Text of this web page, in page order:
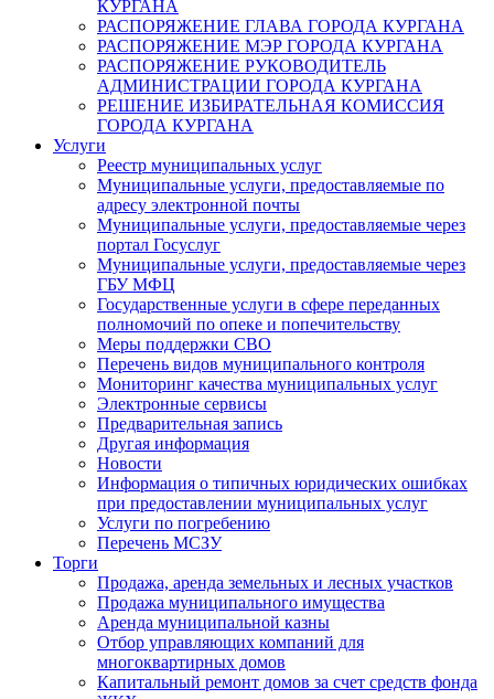
КУРГАНА
РАСПОРЯЖЕНИЕ ГЛАВА ГОРОДА КУРГАНА
РАСПОРЯЖЕНИЕ МЭР ГОРОДА КУРГАНА
РАСПОРЯЖЕНИЕ РУКОВОДИТЕЛЬ
АДМИНИСТРАЦИИ ГОРОДА КУРГАНА
РЕШЕНИЕ ИЗБИРАТЕЛЬНАЯ КОМИССИЯ
ГОРОДА КУРГАНА
Услуги
Реестр муниципальных услуг
Муниципальные услуги, предоставляемые по
адресу электронной почты
Муниципальные услуги, предоставляемые через
портал Госуслуг
Муниципальные услуги, предоставляемые через
ГБУ МФЦ
Государственные услуги в сфере переданных
полномочий по опеке и попечительству
Меры поддержки СВО
Перечень видов муниципального контроля
Мониторинг качества муниципальных услуг
Электронные сервисы
Предварительная запись
Другая информация
Новости
Информация о типичных юридических ошибках
при предоставлении муниципальных услуг
Услуги по погребению
Перечень МСЗУ
Торги
Продажа, аренда земельных и лесных участков
Продажа муниципального имущества
Аренда муниципальной казны
Отбор управляющих компаний для
многоквартирных домов
Капитальный ремонт домов за счет средств фонда